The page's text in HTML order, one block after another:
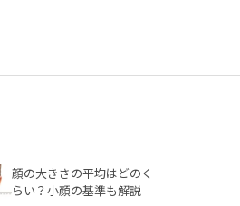
顔の大きさの平均はどのく
らい？小顔の基準も解説